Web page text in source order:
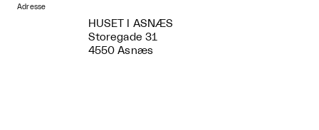
Adresse
HUSET I ASNÆS
Storegade 31
4550 Asnæs